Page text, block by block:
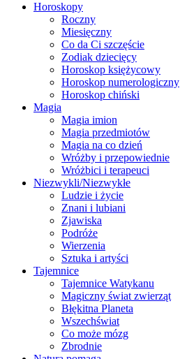
Horoskopy
Roczny
Miesięczny
Co da Ci szczęście
Zodiak dziecięcy
Horoskop księżycowy
Horoskop numerologiczny
Horoskop chiński
Magia
Magia imion
Magia przedmiotów
Magia na co dzień
Wróżby i przepowiednie
Wróżbici i terapeuci
Niezwykli/Niezwykłe
Ludzie i życie
Znani i lubiani
Zjawiska
Podróże
Wierzenia
Sztuka i artyści
Tajemnice
Tajemnice Watykanu
Magiczny świat zwierząt
Błękitna Planeta
Wszechświat
Co może mózg
Zbrodnie